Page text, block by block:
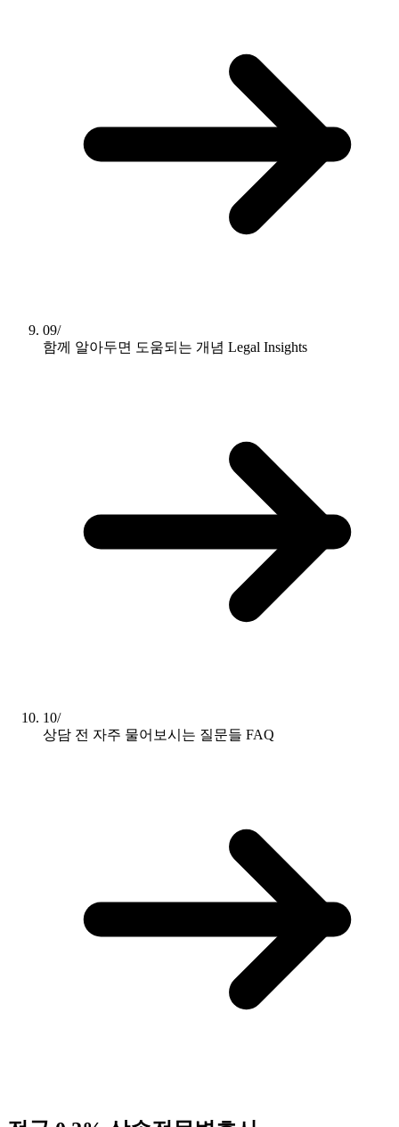
09/
함께 알아두면 도움되는 개념 Legal Insights
10/
상담 전 자주 물어보시는 질문들 FAQ